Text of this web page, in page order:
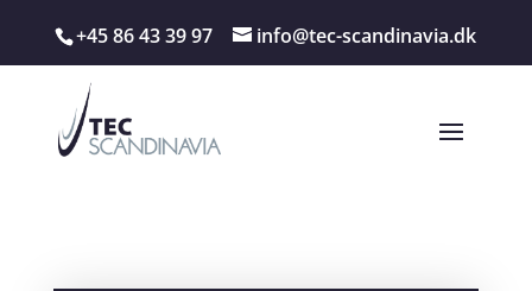
+45 86 43 39 97 info@tec-scandinavia.dk